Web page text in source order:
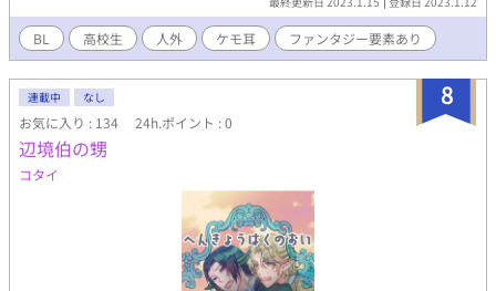
BL 高校生 人外 ケモ耳 ファンタジー要素あり
8
連載中 なし
お気に入り : 134 24h.ポイント : 0
辺境伯の甥
コタイ